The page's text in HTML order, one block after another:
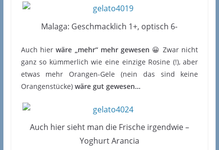
Malaga: Geschmacklich 1+, optisch 6-
Auch hierwäre „mehr“ mehr gewesen 😀 Zwar nicht
ganz so kümmerlich wie eine einzige Rosine (!), aber
etwas mehr Orangen-Gele (nein das sind keine
Orangenstücke) wäre gut gewesen…
Auch hier sieht man die Frische irgendwie –
Yoghurt Arancia